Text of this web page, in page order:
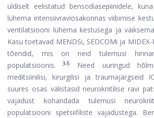
üldiselt eelistatud bensodiasepiinidele,
lühema intensiivraviosakonnas viibimise
ventilatsiooni lühema kestusega ja
Kasu toetavad MENDSi, SEDCOMi ja MIDEX-
tõendid, mis on neid tulemusi
populatsioonis. 3-5
Need uuringud
meditsiinilisi, kirurgilisi ja traumajärgseid
suures osas välistasid neurokriitilise ravi
vajadust kohandada tulemusi
populatsiooni spetsiifiliste vajadustega.